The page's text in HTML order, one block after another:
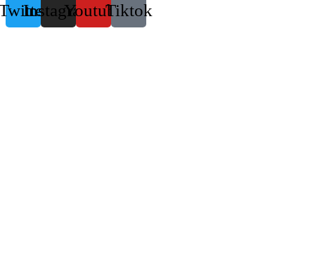
InstagramYoutubeTiktok